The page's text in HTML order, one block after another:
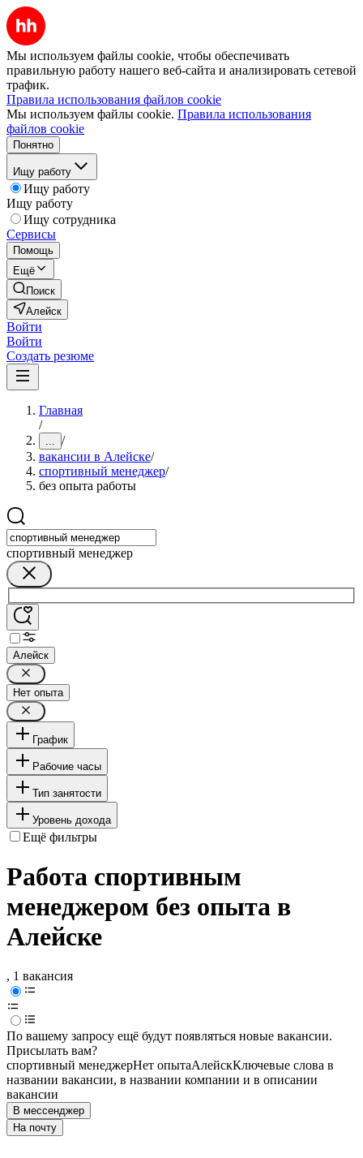
Мы используем файлы cookie, чтобы обеспечивать
правильную работу нашего веб-сайта и анализировать сетевой
трафик.
Правила использования файлов cookie
Мы используем файлы cookie. Правила использования
файлов cookie
Понятно
Ищу работу
Ищу работу
Ищу работу
Ищу сотрудника
Сервисы
Помощь
Ещё
Поиск
Алейск
Войти
Войти
Создать резюме
Главная
/
... /
вакансии в Алейске/
спортивный менеджер/
без опыта работы
спортивный менеджер
Алейск
Нет опыта
График
Рабочие часы
Тип занятости
Уровень дохода
Ещё фильтры
Работа спортивным
менеджером без опыта в
Алейске
, 1 вакансия
По вашему запросу ещё будут появляться новые вакансии.
Присылать вам?
спортивный менеджерНет опытаАлейскКлючевые слова в
названии вакансии, в названии компании и в описании
вакансии
В мессенджер
На почту